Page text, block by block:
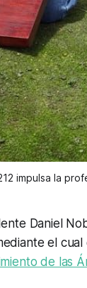
impulsa la
Daniel
el cual
de las